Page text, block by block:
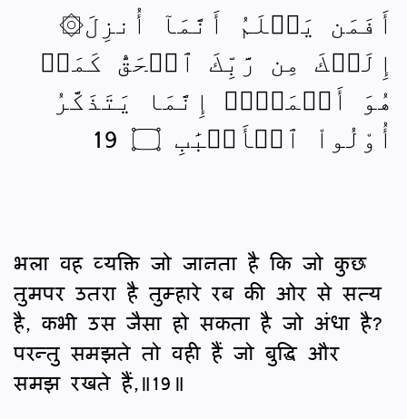
۞أَفَمَن يَعۡلَمُ أَنَّمَآ أُنزِلَ
إِلَيۡكَ مِن رَّبِّكَ ٱلۡحَقُّ كَمَنۡ
هُوَ أَعۡمَىٰٓۚ إِنَّمَا يَتَذَكَّرُ
أُوْلُواْ ٱلۡأَلۡبَٰبِ ۝ 19
भला वह व्यक्ति जो जानता है कि जो कुछ
तुमपर उतरा है तुम्हारे रब की ओर से सत्य
है, कभी उस जैसा हो सकता है जो अंधा है?
परन्तु समझते तो वही हैं जो बुद्धि और
समझ रखते हैं,॥19॥